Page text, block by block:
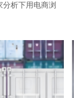
析下用电商浏